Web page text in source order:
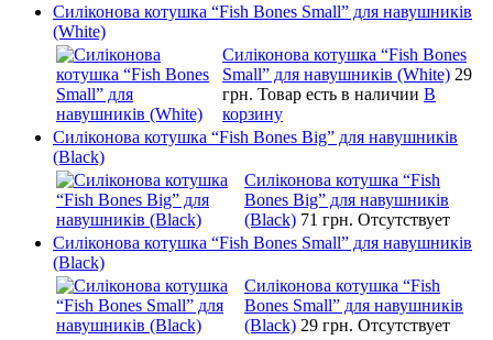
Силіконова котушка “Fish Bones Small” для навушників
(White)
Силіконова котушка “Fish Bones
Small” для навушників (White) 29
грн. Товар есть в наличии В
корзину
Силіконова котушка “Fish Bones Big” для навушників
(Black)
Силіконова котушка “Fish
Bones Big” для навушників
(Black) 71 грн. Отсутствует
Силіконова котушка “Fish Bones Small” для навушників
(Black)
Силіконова котушка “Fish
Bones Small” для навушників
(Black) 29 грн. Отсутствует